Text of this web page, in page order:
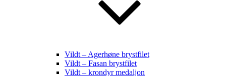
Vildt – Agerhøne brystfilet
Vildt – Fasan brystfilet
Vildt – krondyr medaljon